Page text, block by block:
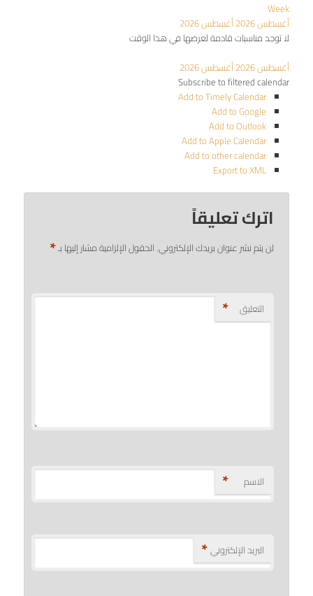
Week
أغسطس 2026
أغسطس 2026
لا توجد مناسبات قادمة لعرضها في هذا الوقت
أغسطس 2026
أغسطس 2026
Subscribe to filtered calendar
Add to Timely Calendar
Add to Google
Add to Outlook
Add to Apple Calendar
Add to other calendar
Export to XML
اترك تعليقاً
لن يتم نشر عنوان بريدك الإلكتروني. الحقول الإلزامية مشار إليها بـ*
التعليق *
الاسم *
البريد الإلكتروني*